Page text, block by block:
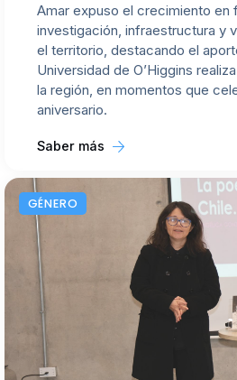
Amar expuso el crecimiento en
investigación, infraestructura y
el territorio, destacando el
Universidad de O’Higgins
la región, en momentos que
aniversario.
Saber más
GÉNERO